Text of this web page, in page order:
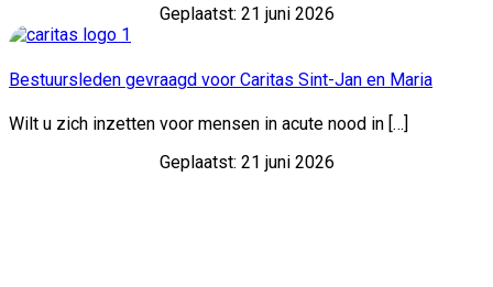
Geplaatst: 21 juni 2026
Bestuursleden gevraagd voor Caritas Sint-Jan en Maria
Wilt u zich inzetten voor mensen in acute nood in […]
Geplaatst: 21 juni 2026